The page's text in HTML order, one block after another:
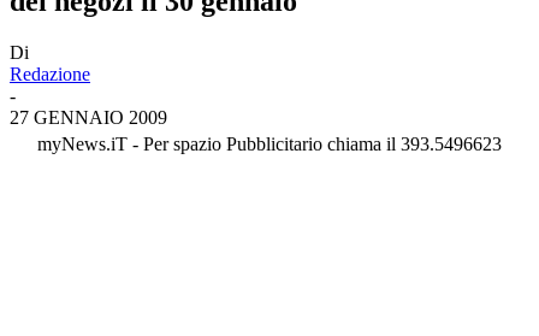
Di
Redazione
-
27 GENNAIO 2009
myNews.iT - Per spazio Pubblicitario chiama il 393.5496623